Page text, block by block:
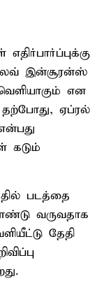
இன்சூரன்ஸ்
என
தற்போது, ஏப்ரல்
கடும்
படத்தை
வருவதாக
தேதி